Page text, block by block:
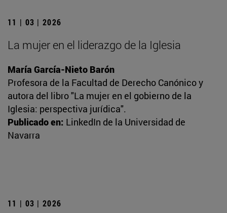
11 | 03 | 2026
La mujer en el liderazgo de la Iglesia
María García-Nieto Barón
Profesora de la Facultad de Derecho Canónico y
autora del libro "La mujer en el gobierno de la
Iglesia: perspectiva jurídica".
Publicado en: LinkedIn de la Universidad de
Navarra
11 | 03 | 2026